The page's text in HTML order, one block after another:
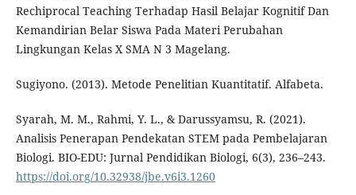
Rechiprocal Teaching Terhadap Hasil Belajar Kognitif Dan
Kemandirian Belar Siswa Pada Materi Perubahan
Lingkungan Kelas X SMA N 3 Magelang.
Sugiyono. (2013). Metode Penelitian Kuantitatif. Alfabeta.
Syarah, M. M., Rahmi, Y. L., & Darussyamsu, R. (2021).
Analisis Penerapan Pendekatan STEM pada Pembelajaran
Biologi. BIO-EDU: Jurnal Pendidikan Biologi, 6(3), 236–243.
https://doi.org/10.32938/jbe.v6i3.1260